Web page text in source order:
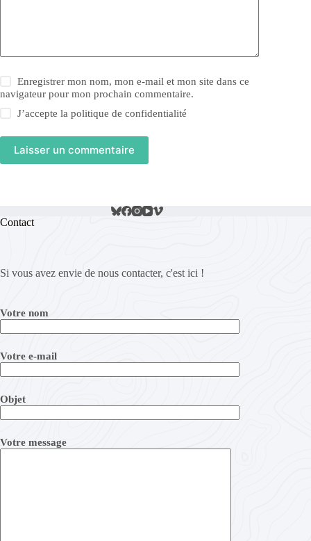
Enregistrer mon nom, mon e-mail et mon site dans ce
navigateur pour mon prochain commentaire.
J’accepte lapolitique de confidentialité
Laisser un commentaire
Contact
Si vous avez envie de nous contacter, c'est ici !
Votre nom
Votre e-mail
Objet
Votre message